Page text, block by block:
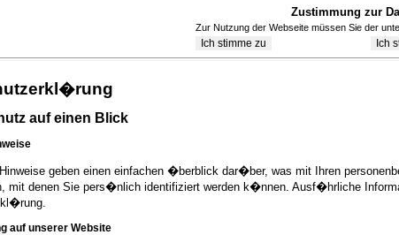
Zustimmung zur
Zur Nutzung der Webseite müssen Sie der
auf einen Blick
geben einen einfachen �berblick dar�ber, was mit Ihren
mit denen Sie pers�nlich identifiziert werden k�nnen. Ausf�hrliche
auf unserer Website